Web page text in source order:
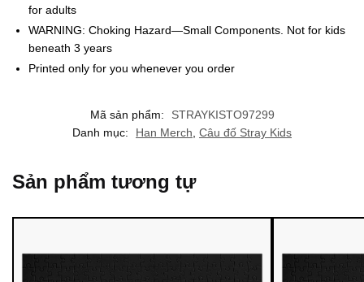
for adults
WARNING: Choking Hazard—Small Components. Not for kids
beneath 3 years
Printed only for you whenever you order
Mã sản phẩm:
STRAYKISTO97299
Danh mục:
Han Merch Câu đố Stray Kids
Sản phẩm tương tự